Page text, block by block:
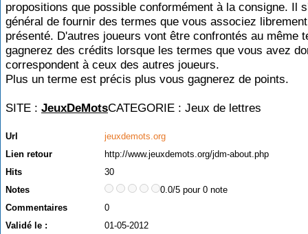
propositions que possible conformément à la consigne. Il
général de fournir des termes que vous associez
présenté. D'autres joueurs vont être confrontés au même
gagnerez des crédits lorsque les termes que vous avez
correspondent à ceux des autres joueurs.
Plus un terme est précis plus vous gagnerez de points.
SITE : JeuxDeMotsCATEGORIE : Jeux de lettres
Url
jeuxdemots.org
Lien retour
http://www.jeuxdemots.org/jdm-about.php
Hits
30
Notes
0.0/5 pour 0 note
Commentaires
0
Validé le :
01-05-2012